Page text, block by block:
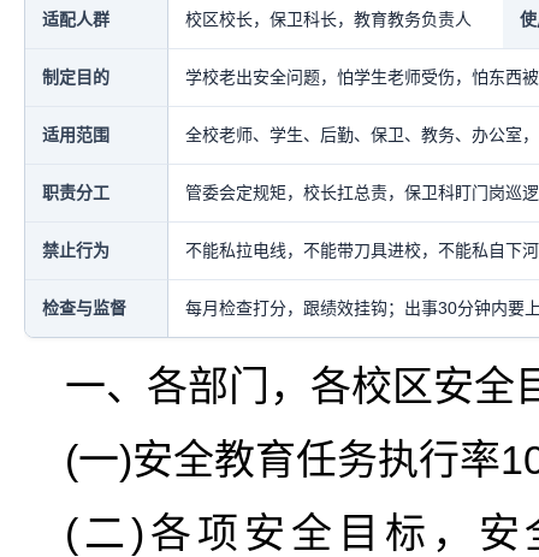
适配人群 校区校长，保卫科长，教育教务负责人
制定目的 学校老出安全问题，怕学生老师受伤，怕东西
适用范围 全校老师、学生、后勤、保卫、教务、办公室
职责分工 管委会定规矩，校长扛总责，保卫科盯门岗巡
禁止行为 不能私拉电线，不能带刀具进校，不能私自下
检查与监督 每月检查打分，跟绩效挂钩；出事30分钟内要
一、各部门，各校区安全
(一)安全教育任务执行率
(二)各项安全目标，